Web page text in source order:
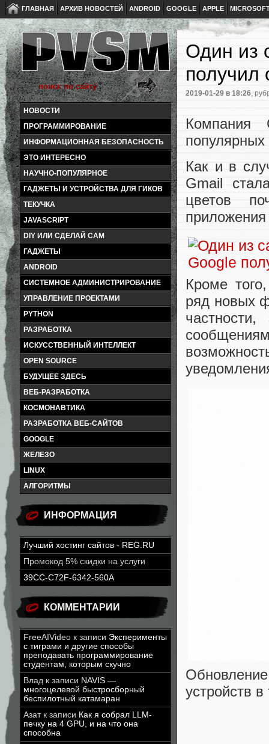
ГЛАВНАЯ АРХИВ НОВОСТЕЙ ANDROID GOOGLE APPLE
НОВОСТИ
ПРОГРАММИРОВАНИЕ
ИНФОРМАЦИОННАЯ БЕЗОПАСНОСТЬ
ЭТО ИНТЕРЕСНО
НАУЧНО-ПОПУЛЯРНОЕ
ГАДЖЕТЫ И УСТРОЙСТВА ДЛЯ ГИКОВ
ТЕКУЧКА
JAVASCRIPT
DIY ИЛИ СДЕЛАЙ САМ
ГАДЖЕТЫ
ANDROID
СИСТЕМНОЕ АДМИНИСТРИРОВАНИЕ
УПРАВЛЕНИЕ ПРОЕКТАМИ
PYTHON
РАЗРАБОТКА
ИСКУССТВЕННЫЙ ИНТЕЛЛЕКТ
OPEN SOURCE
БУДУЩЕЕ ЗДЕСЬ
ВЕБ-РАЗРАБОТКА
КОСМОНАВТИКА
РАЗРАБОТКА ВЕБ-САЙТОВ
GOOGLE
ЖЕЛЕЗО
LINUX
АЛГОРИТМЫ
ИНФОРМАЦИЯ
Лучший хостинг сайтов - REG.RU
Промокод 5% скидки на услуги
39CC-C72F-6342-560A
КОММЕНТАРИИ
FreeAIVideo к записи Эксперименты
с тиграми и другие способы
преподавать программирование
студентам, которым скучно
Влад к записи NAVIS —
многоцелевой быстросборный
беспилотный катамаран
Азатк записи Как я собрал LLM-
печку на 4 GPU, и на что она
способна
Один из
получил
2019-01-29 в 18:26,
Компания
Как и в
Gmail
цветов
Кроме
ряд новых
устройств